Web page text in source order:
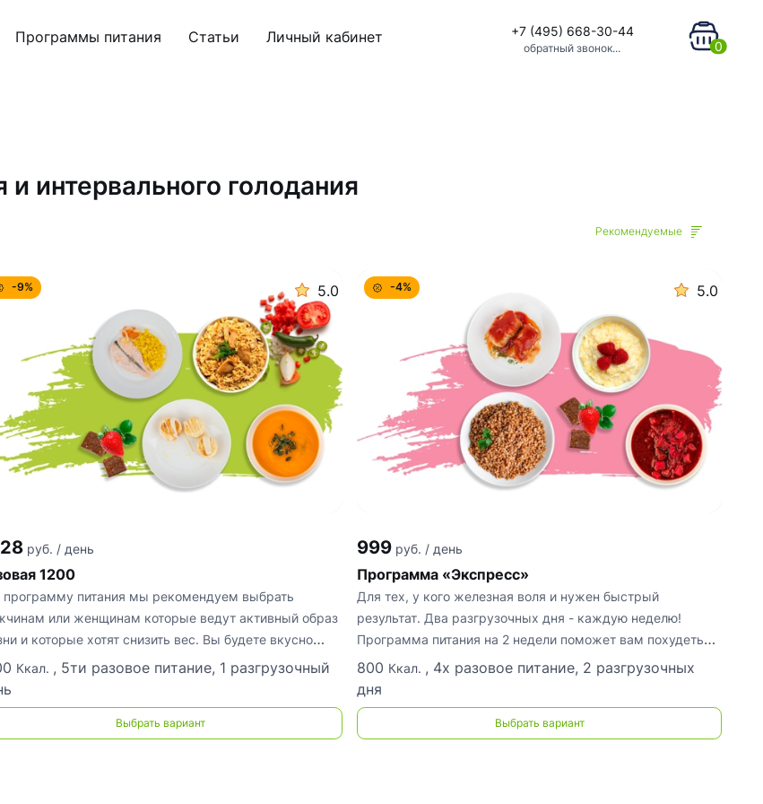
Программы питания Статьи Личный кабинет +7 (495) 668-30-44
обратный звонок... 0
интервального голодания
Рекомендуемые
-9%
руб. / день
1200
программу питания мы рекомендуем выбрать
или женщинам которые ведут активный образ
и которые хотят снизить вес. Вы будете вкусно
и худеть! Каждую неде
Ккал. , 5ти разовое питание, 1 разгрузочный
5.0
Выбрать вариант
-4%
999 руб. / день
Программа «Экспресс»
Для тех, у кого железная воля и нужен быстрый
результат. Два разгрузочных дня - каждую неделю!
Программа питания на 2 недели поможет вам похудеть
быстро! Удачи вам и
800 Ккал. , 4х разовое питание, 2 разгрузочных
дня
5.0
Выбрать вариант